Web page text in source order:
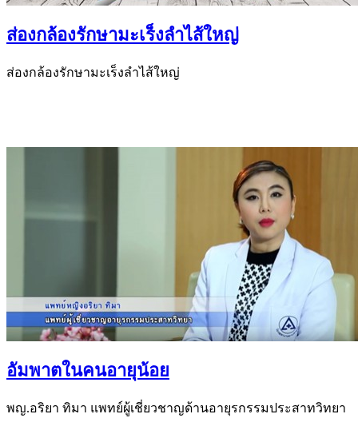
ส่องกล้องรักษามะเร็งลำไส้ใหญ่
ส่องกล้องรักษามะเร็งลำไส้ใหญ่
อัมพาตในคนอายุน้อย
พญ.อริยา ทิมา แพทย์ผู้เชี่ยวชาญด้านอายุรกรรมประสาทวิทยา